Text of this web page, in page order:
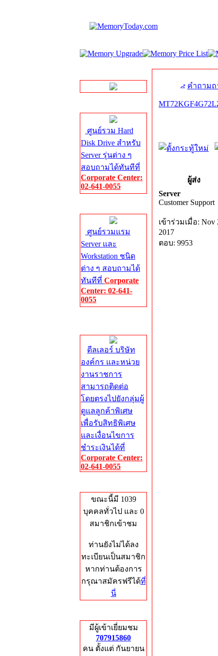
ศูนย์รวม Hard
Disk Drive สำหรับ
Server รุ่นต่าง ๆ
สอบถามได้ทันทีที่
Corporate Center:
02-641-0055
ศูนย์รวมแรม
Server และ
Workstation ชนิด
ต่าง ๆ สอบถามได้
ทันทีที่ Corporate
Center: 02-641-
0055
ดีลเลอร์ บริษัท
องค์กร และหน่วย
งานราชการ
สามารถติดต่อ
โดยตรงไปยังกลุ่มผู้
ดูแลลูกค้าพิเศษ
เพื่อรับสิทธิพิเศษ
และเงื่อนไขการ
ชำระเงินได้ที่
Corporate Center:
02-641-0055
ขณะนี้มี 1039
บุคคลทั่วไป และ 0
สมาชิกเข้าชม
ท่านยังไม่ได้ลง
ทะเบียนเป็นสมาชิก
หากท่านต้องการ
กรุณาสมัครฟรีได้ที่
นี่
มีผู้เข้าเยี่ยมชม
707915860
คน ตั้งแต่ กันยายน
คำถาม
ผู้ส่ง
Server
Customer Support
เข้าร่วมเมื่อ: Nov
2017
ตอบ: 9953